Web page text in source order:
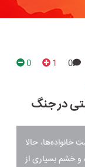
0
1
0
در جنگ
حالا
و خشم بسیاری از